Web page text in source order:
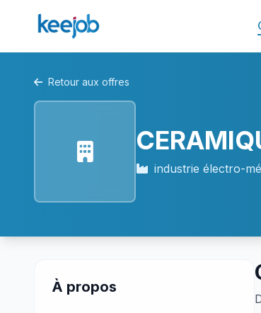
Retour aux offres
industrie électro-
À propos